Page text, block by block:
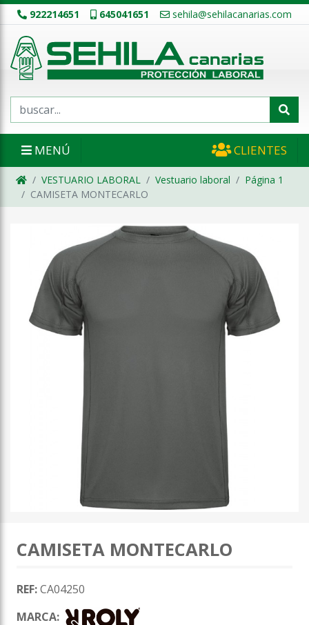
922214651 645041651 sehila@sehilacanarias.com
MENÚ CLIENTES
VESTUARIO LABORAL Vestuario laboral
Página 1
CAMISETA MONTECARLO
CAMISETA MONTECARLO
REF:CA04250
MARCA: